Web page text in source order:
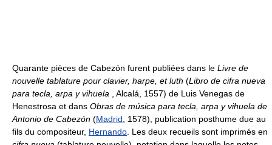
Quarante pièces de Cabezón furent publiées dans le Livre de
nouvelle tablature pour clavier, harpe, et luth (Libro de cifra nueva
para tecla, arpa y vihuela , Alcalá, 1557) de Luis Venegas de
Henestrosa et dans Obras de música para tecla, arpa y vihuela de
Antonio de Cabezón (Madrid , 1578), publication posthume due au
fils du compositeur, Hernando . Les deux recueils sont imprimés en